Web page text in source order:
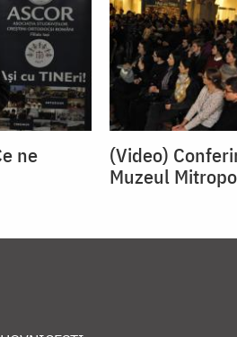
ne
(Video)
Muzeul